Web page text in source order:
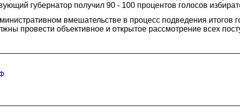
губернатор получил 90 - 100 процентов голосов
вмешательстве в процесс подведения итогов
провести объективное и открытое рассмотрение всех